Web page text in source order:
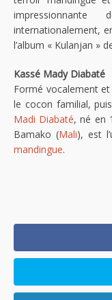
internationalement,
l’album « Kulanjan »
Kassé Mady Diabaté
Formé vocalement
le cocon familial,
Madi Diabaté, né en
Bamako (Mali), est
mandingue.